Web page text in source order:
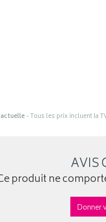
- Tous les prix incluent la
AVIS
produit ne
Donner